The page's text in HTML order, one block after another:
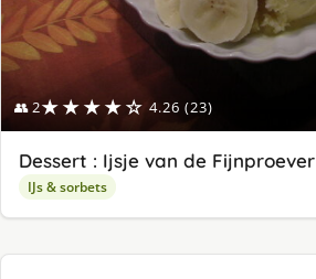
👥 2★★★★☆ 4.26 (23)
Dessert : Ijsje van de Fijnproever
IJs & sorbets